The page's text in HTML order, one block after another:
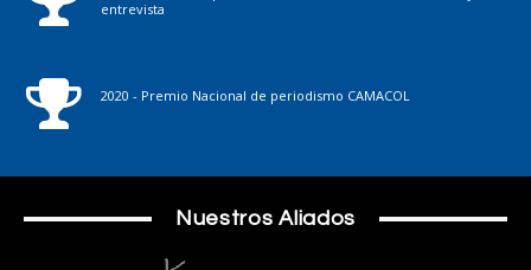
entrevista
2020 - Premio Nacional de periodismo CAMACOL
Nuestros Aliados